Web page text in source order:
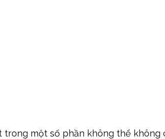
trong một số phần không thể